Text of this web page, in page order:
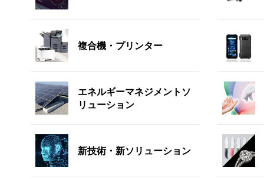
複合機・プリンター
エネルギーマネジメントソ
リューション
新技術・新ソリューション